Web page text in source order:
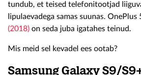
tundub, et teised telefonitootjad
lipulaevadega samas suunas. OnePlus
(2018) on seda juba igatahes teinud.
Mis meid sel kevadel ees ootab?
Samsung Galaxy S9/